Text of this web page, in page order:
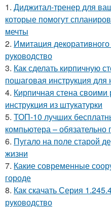
1. Диджитал-тренер для
которые помогут
мечты
2. Имитация
руководство
3. Как сделать кирпичную
пошаговая инструкция
4. Кирпичная стена
инструкция из штукатурки
5. ТОП-10 лучших
компьютера – обязательно
6. Пугало на поле старой
жизни
7. Какие современные
городе
8. Как скачать Серия
руководство